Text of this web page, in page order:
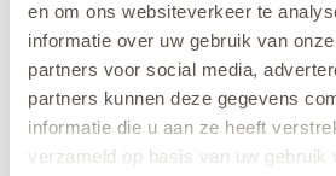
en om ons websiteverkeer te
informatie over uw gebruik van
partners voor social media,
partners kunnen deze gegevens
informatie die u aan ze heeft
verzameld op basis van uw gebruik